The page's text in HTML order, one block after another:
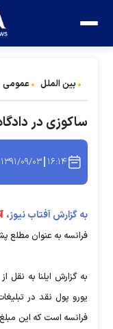
بین الملل عمومی
ساکوزی در
۱۶:۱۴ ۱۳۹۱/۰۹/۰۳
به گزارش آفتاب نیوز،
فرانسه به عنوان مطلع
فرانسه است که این مبلغ